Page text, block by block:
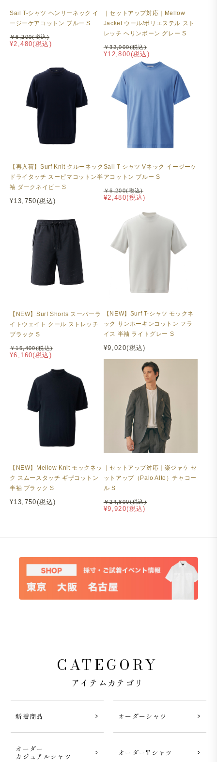
Sail T-シャツ ヘンリーネック イ
ージーケアコットン ブルー S
¥2,480(税込)
￥6,200(税込)
｜セットアップ対応｜Mellow
Jacket ウール/ポリエステル スト
レッチ ヘリンボーン グレー S
¥12,800(税込)
￥32,000(税込)
【再入荷】Surf Knit クルーネック
ドライタッチ スーピマコットン半
袖 ダークネイビー S
¥13,750(税込)
Sail T-シャツ Vネック イージーケ
アコットン ブルー S
¥2,480(税込)
￥6,200(税込)
【NEW】Surf Shorts スーパーラ
イトウェイト クール ストレッチ
ブラック S
¥6,160(税込)
￥15,400(税込)
【NEW】Surf T-シャツ モックネ
ック サンホーキンコットン フラ
イス 半袖 ライトグレー S
¥9,020(税込)
【NEW】Mellow Knit モックネッ
ク スムースタッチ ギザコットン
半袖 ブラック S
¥13,750(税込)
｜セットアップ対応｜楽ジャケ セ
ットアップ（Palo Alto）チャコー
ル S
¥9,920(税込)
￥24,800(税込)
CATEGORY
アイテムカテゴリ
新着商品 オーダーシャツ
オーダー
カジュアルシャツ
オーダーTシャツ